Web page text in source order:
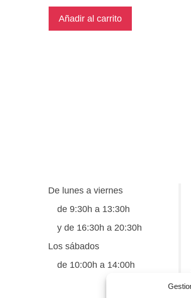
Añadir al carrito
De lunes a viernes
de 9:30h a 13:30h
y de 16:30h a 20:30h
Los sábados
de 10:00h a 14:00h